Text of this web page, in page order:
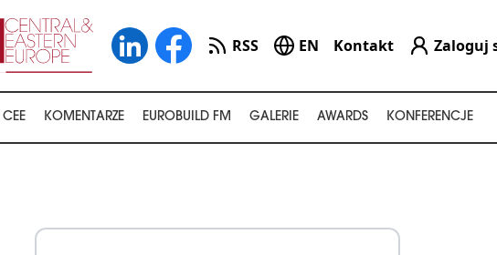
RSS EN Kontakt Zaloguj
KOMENTARZE EUROBUILD FM GALERIE AWARDS KONFERENCJE